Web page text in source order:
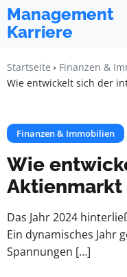
Management
Karriere
Startseite
Finanzen &
Wie entwickelt sich der
Finanzen & Immobilien
Wie
Aktienmarkt
Das Jahr 2024
Ein dynamisches Jahr
Spannungen […]